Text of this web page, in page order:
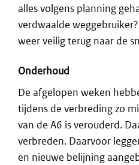
alles volgens planning
verdwaalde
weer veilig terug naar de
Onderhoud
De afgelopen weken
tijdens de verbreding zo
van de A6 is verouderd.
verbreden. Daarvoor
en nieuwe belijning